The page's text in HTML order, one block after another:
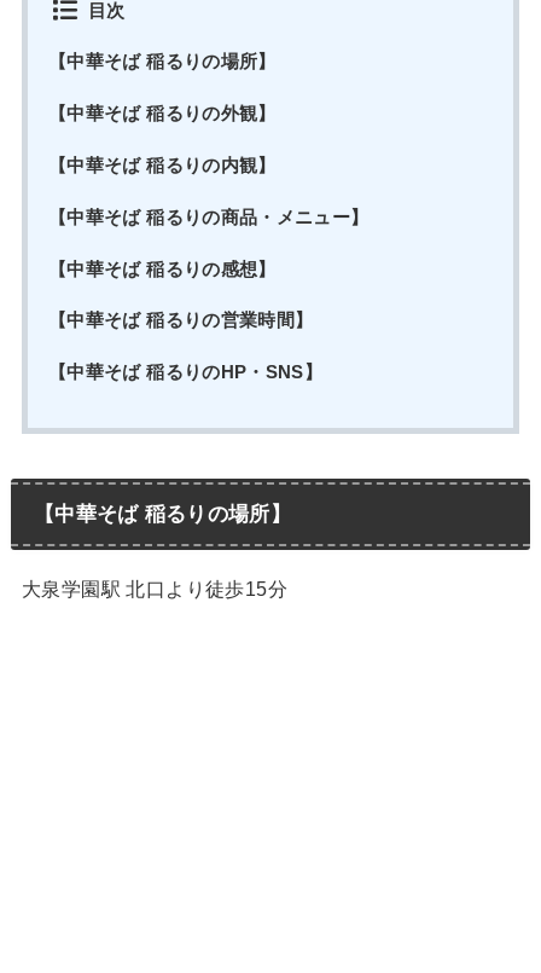
目次
【中華そば 稲るりの場所】
【中華そば 稲るりの外観】
【中華そば 稲るりの内観】
【中華そば 稲るりの商品・メニュー】
【中華そば 稲るりの感想】
【中華そば 稲るりの営業時間】
【中華そば 稲るりのHP・SNS】
【中華そば 稲るりの場所】
大泉学園駅 北口より徒歩15分